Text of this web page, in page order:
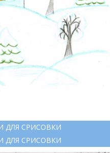
ДЛЯ СРИСОВКИ
ДЛЯ СРИСОВКИ